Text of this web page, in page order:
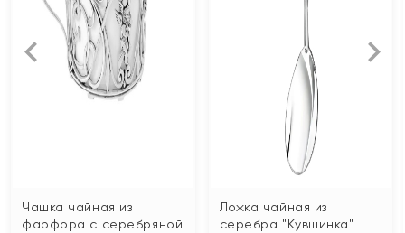
Чашка чайная из
фарфора с серебряной
Ложка чайная из
серебра "Кувшинка"